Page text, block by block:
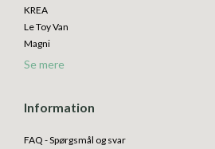
KREA
Le Toy Van
Magni
Se mere
Information
FAQ - Spørgsmål og svar